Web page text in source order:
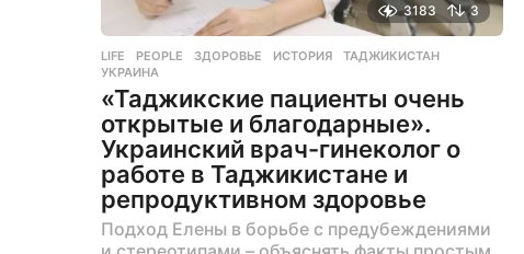
3183 3
LIFE ,PEOPLE ЗДОРОВЬЕ ,ИСТОРИЯ ,ТАДЖИКИСТАН
УКРАИНА
«Таджикские пациенты очень
открытые и благодарные».
Украинский врач-гинеколог о
работе в Таджикистане и
репродуктивном здоровье
Подход Елены в борьбе с предубеждениями